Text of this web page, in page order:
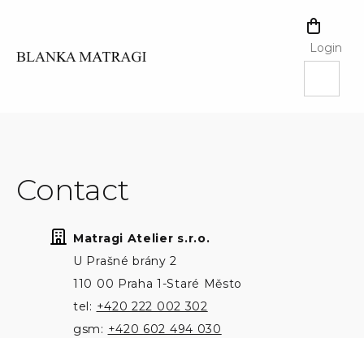
CART
Login
Contact
Matragi Atelier s.r.o.
U Prašné brány 2
110 00 Praha 1-Staré Město
tel: +420 222 002 302
gsm: +420 602 494 030